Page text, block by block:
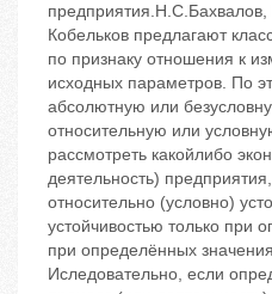
Кобельков предлагают
по признаку отношения к
исходных параметров. По
абсолютную или
относительную или
рассмотреть какойлибо
деятельность)
относительно (условно)
устойчивостью только при
при определённых
Иследовательно, если